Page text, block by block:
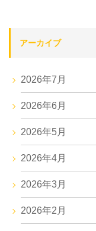
アーカイブ
2026年7月
2026年6月
2026年5月
2026年4月
2026年3月
2026年2月